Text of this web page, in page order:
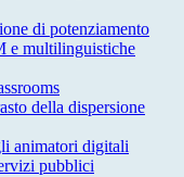
di potenziamento
e multilinguistiche
della dispersione
animatori digitali
pubblici